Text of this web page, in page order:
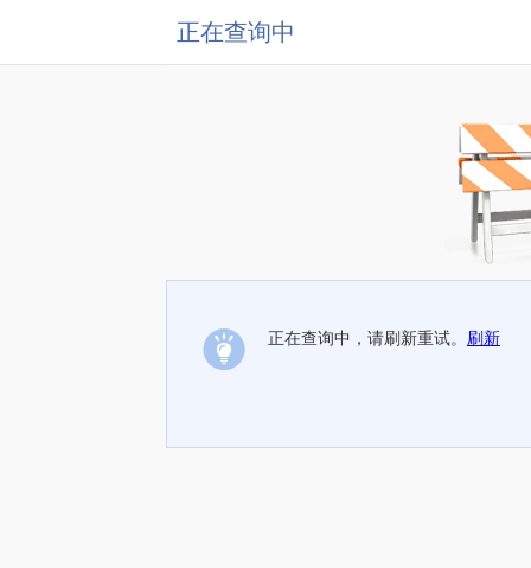
正在查询中
正在查询中，请刷新重试。 刷新